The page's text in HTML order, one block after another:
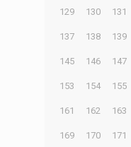
129 130 131
137 138 139
145 146 147
153 154 155
161 162 163
169 170 171